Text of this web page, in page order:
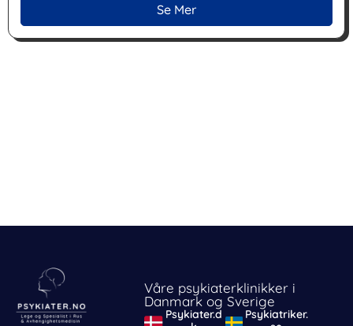
Se Mer
Våre psykiaterklinikker i
Danmark og Sverige
Psykiater.d
Psykiatriker.